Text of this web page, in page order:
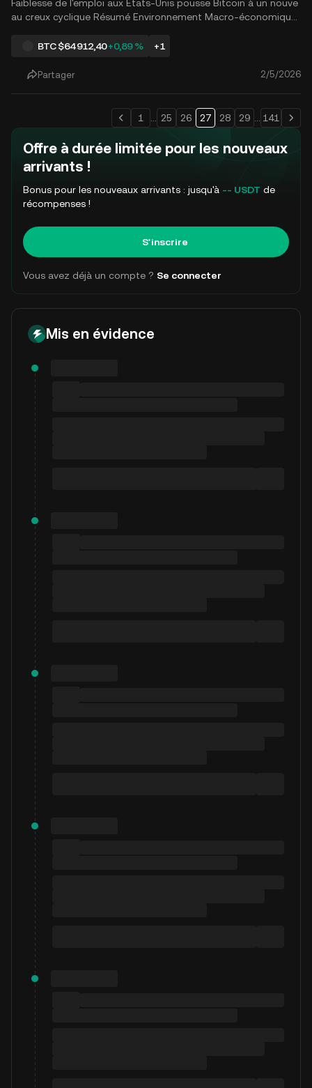
Faiblesse de l'emploi aux États-Unis pousse Bitcoin à un nouve
au creux cyclique Résumé Environnement Macro-économique
vues pour le 6e et précédemment menacées d'échec après les
BTC$64 912,40+0,89 % +1
Partager 2/5/2026
1 25 26 27 28 29 141
Offre à durée limitée pour les nouveaux
arrivants !
Bonus pour les nouveaux arrivants : jusqu'à -- USDT de
récompenses !
S'inscrire
Vous avez déjà un compte ? Se connecter
Mis en évidence